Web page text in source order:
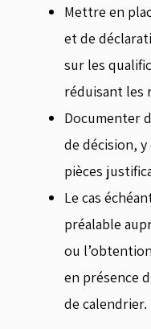
Mettre en
et de
sur les
réduisant les
Documenter
de décision,
pièces
Le cas
préalable
ou
en présence
de calendrier.